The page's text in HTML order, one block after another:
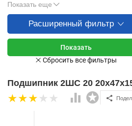
Показать еще
Расширенный фильтр
Подшипник 2ШС 20